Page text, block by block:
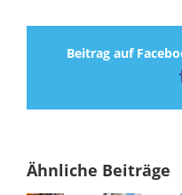
Beitrag auf
Ähnliche Beiträge